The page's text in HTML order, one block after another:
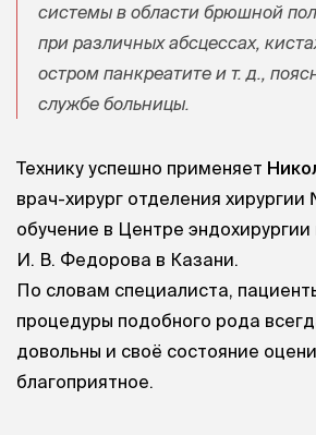
системы в области брюшной
при различных абсцессах,
остром панкреатите и т. д.,
службе больницы.
Технику успешно применяет
врач-хирург отделения
обучение в Центре
И. В. Федорова в Казани.
По словам специалиста,
процедуры подобного рода
довольны и своё состояние
благоприятное.